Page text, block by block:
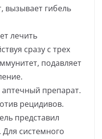
вызывает гибель
лечить
сразу с трех
подавляет
препарат.
рецидивов.
представил
системного